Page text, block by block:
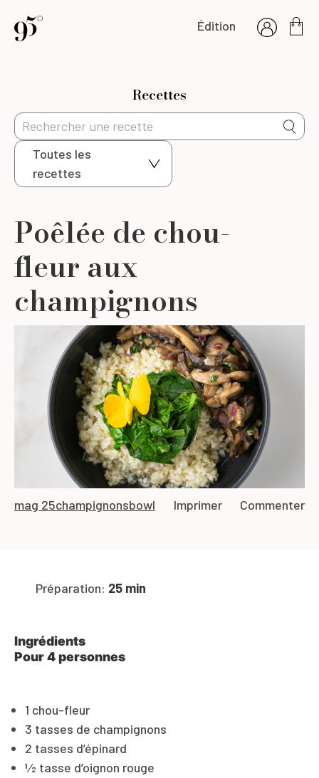
Édition
Recettes
Toutes les
recettes
Poêlée de chou-
fleur aux
champignons
mag 25champignonsbowl Imprimer Commenter
Préparation: 25 min
Ingrédients
Pour 4 personnes
1 chou-fleur
3 tasses de champignons
2 tasses d’épinard
1⁄2 tasse d’oignon rouge